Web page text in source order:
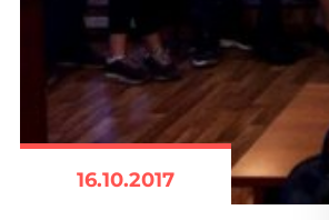
16.10.2017